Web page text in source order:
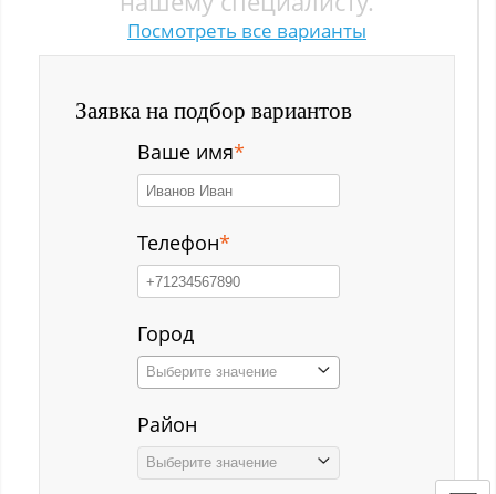
Карагайлинский
Посмотреть все варианты
Заявка на подбор вариантов
Ваше имя*
Телефон*
Город
Выберите значение
Район
Выберите значение